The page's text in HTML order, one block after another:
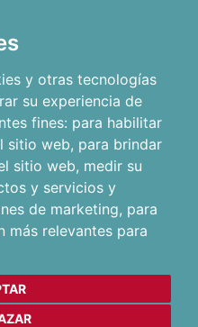
y otras tecnologías
su experiencia de
fines: para habilitar
sitio web, para brindar
sitio web, medir su
y servicios y
de marketing, para
más relevantes para